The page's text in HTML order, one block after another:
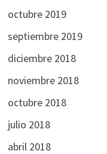
octubre 2019
septiembre 2019
diciembre 2018
noviembre 2018
octubre 2018
julio 2018
abril 2018